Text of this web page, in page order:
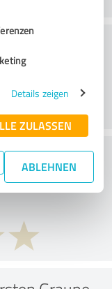
Details zeigen
ZULASSEN
ABLEHNEN